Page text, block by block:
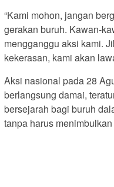
“Kami mohon, jangan
gerakan buruh. Kawan-
mengganggu aksi kami.
kekerasan, kami akan
Aksi nasional pada 28
berlangsung damai,
bersejarah bagi buruh
tanpa harus